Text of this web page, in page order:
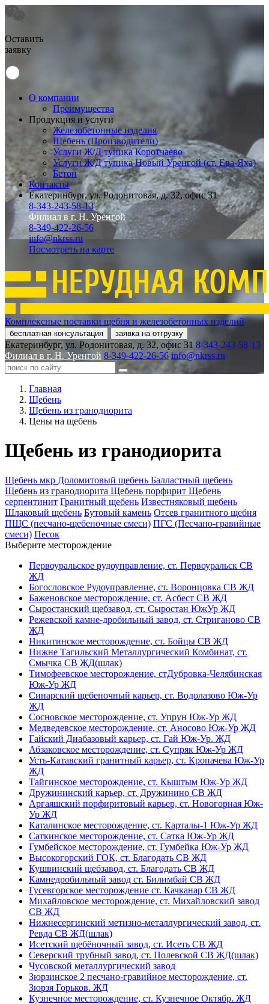
Оставить
заявку
О компании
Преимущества
Продукция и услуги
Железобетонные изделия
Щебень (Производители)
Услуги Ж/Д тупика Коротчаево
Услуги Ж/Д тупика Новый Уренгой (ст. Ева-Яха)
Бетон
Контакты
Екатеринбург, ул. Родонитовая, д. 32, офис 31
8-343-243-58-13
Филиал в г. Н. Уренгой
8-349-422-26-56
info@nkrss.ru
Посмотреть на карте
Комплексные поставки щебня и железобетонных изделий
бесплатная консультация заявка на отгрузку
Екатеринбург, ул. Родонитовая, д. 32, офис 31 8-343-243-58-13
Филиал в г. Н. Уренгой 8-349-422-26-56 info@nkrss.ru
Главная
Щебень
Щебень из гранодиорита
Цены на щебень
Щебень из гранодиорита
Щебень мкр Доломитовый щебень Балластный щебень
Щебень из гранодиорита Щебень порфирит Щебень
серпентинит Гранитный щебень Известняковый щебень
Шлаковый щебень Бутовый камень Отсев гранитного щебня
ПЩС (песчано-щебеночные смеси) ПГС (Песчано-гравийные
смеси) Песок
Выберите месторождение
Первоуральское рудоуправление, ст. Первоуральск СВ
ЖД
Богословское Рудоуправление, ст. Воронцовка СВ ЖД
Баженовское месторождение, ст. Асбест СВ ЖД
Сыростанский щебзавод, ст. Сыростан ЮжУр ЖД
Режевской камне-дробильный завод, ст. Стриганово СВ
ЖД
Никитинское месторождение, ст. Бойцы СВ ЖД
Нижне Тагильский Металлургический Комбинат, ст.
Смычка СВ ЖД(шлак)
Тимофеевское месторождение, стДубровка-Челябинская
Юж-Ур ЖД
Синарский щебеночный карьер, ст. Водолазово Юж-Ур
ЖД
Сосновское месторождение, ст. Упрун Юж-Ур ЖД
Медведевское месторождение, ст. Аносово Юж-Ур ЖД
Гайский Диабазовый карьер, ст. Гай Юж-Ур. ЖД
Абзаковское месторождение, ст. Супряк Юж-Ур ЖД
Усть-Катавский гранитный карьер, ст. Кропачева Юж-Ур
ЖД
Тайгинское месторождение, ст. Кыштым Юж-Ур ЖД
Дружининский карьер, ст. Дружинино СВ ЖД
Аргаяшский порфиритовый карьер, ст. Новогорная Юж-
Ур ЖД
Каталинское месторождение, ст. Карталы-1 Юж-Ур ЖД
Саткинское месторождение, ст. Сатка Юж-Ур ЖД
Гумбейское месторождение, ст. Гумбейка Юж-Ур ЖД
Высокогорский ГОК, ст. Благодать СВ ЖД
Кушвинский щебзавод, ст. Благодать СВ ЖД
Камнедробильный завод ст. Билимбай СВ ЖД
Гусевгорское месторождение ст. Качканар СВ ЖД
Михайловское месторождение, ст. Михайловский завод
СВ ЖД
Нижнесергинский метизно-металлургический завод, ст.
Ревда СВ ЖД(шлак)
Исетский щебёночный завод, ст. Исеть СВ ЖД
Северский трубный завод, ст. Полевской СВ ЖД(шлак)
Чусовской металлургический завод
Зюрзинское 2 песчано-гравийное месторождение, ст.
Зюрзя Горьков. ЖД
Кузнечное месторождение, ст. Кузнечное Октябр. ЖД